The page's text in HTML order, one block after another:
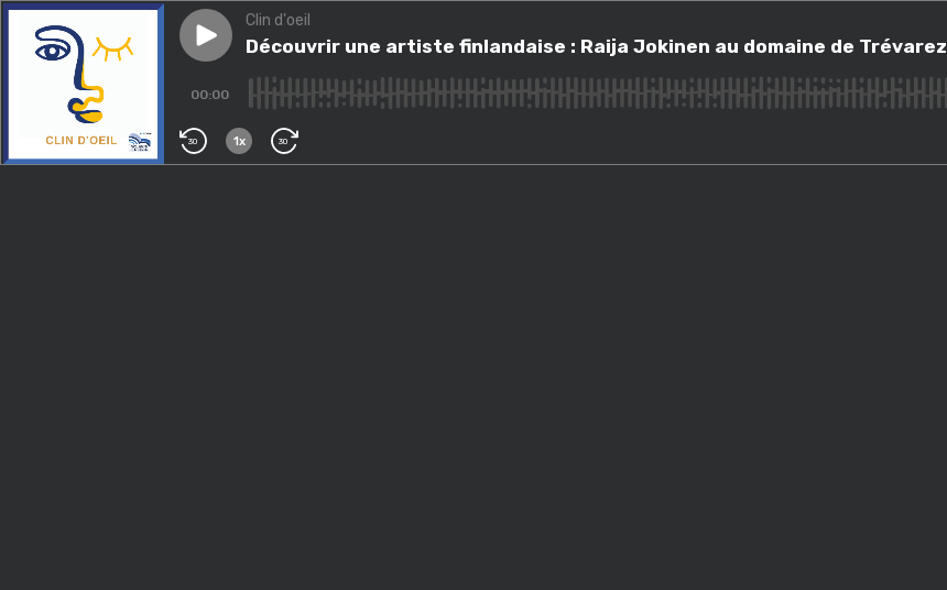
Play episodeDécouvrir une artiste finlandaise : Raija Jokinen au domaine de Trévarez
Clin d'oeil
Découvrir une artiste finlandaise : Raija Jokinen au domaine de Trévarez
00:00
30 1x 30